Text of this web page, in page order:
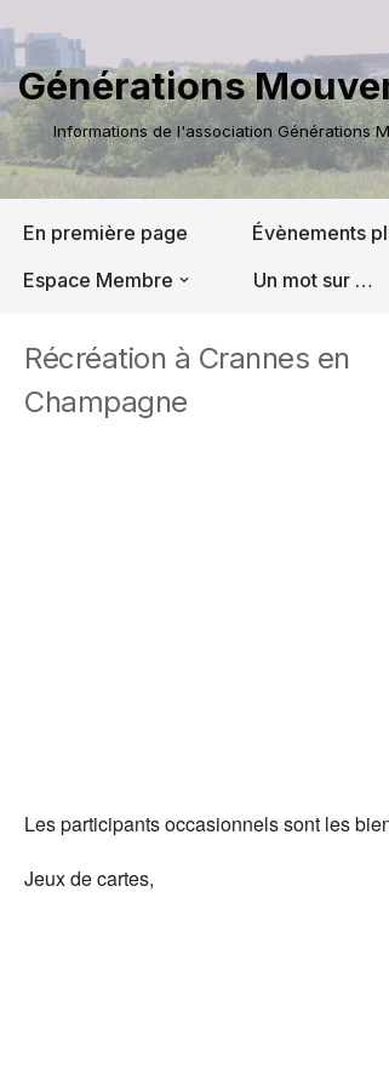
Aller
au
contenu
Générations
Informations de l'association Générations
En première page Évènements
Espace Membre
Un mot sur …
Récréation à Crannes en
Champagne
Les participants occasionnels sont les
Jeux de cartes,